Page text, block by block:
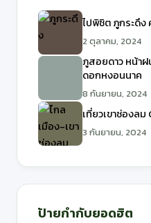
ไปพิชิต ภูกระดึง
2 ตุลาคม, 2024
ภูสอยดาว หน้า
ดอกหงอนนาค
8 กันยายน, 2024
เที่ยวเขาช่องลม
3 กันยายน, 2024
ป้ายกำกับยอดฮิต